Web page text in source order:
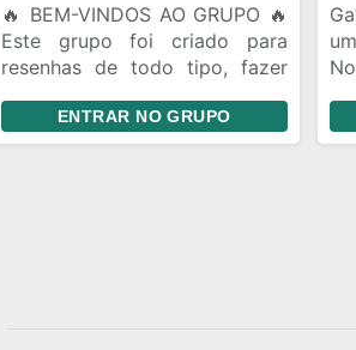
🔥 BEM-VINDOS AO GRUPO 🔥
Este grupo foi criado para
resenhas de todo tipo, fazer
ideias e se divertir. 📌
Divulgação de Instagram: Você
ENTRAR NO GRUPO